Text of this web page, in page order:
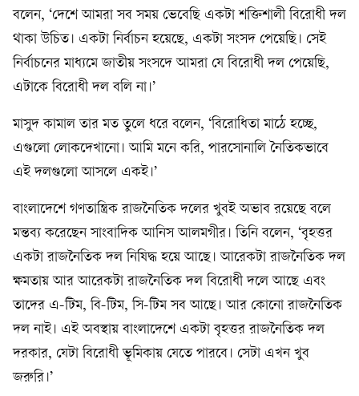
বলেন, ‘দেশে আমরা সব সময় ভেবেছি একটা শক্তিশালী বিরোধী দল
থাকা উচিত। একটা নির্বাচন হয়েছে, একটা সংসদ পেয়েছি। সেই
নির্বাচনের মাধ্যমে জাতীয় সংসদে আমরা যে বিরোধী দল পেয়েছি,
এটাকে বিরোধী দল বলি না।’
মাসুদ কামাল তার মত তুলে ধরে বলেন, ‘বিরোধিতা মাঠে হচ্ছে,
এগুলো লোকদেখানো। আমি মনে করি, পারসোনালি নৈতিকভাবে
এই দলগুলো আসলে একই।’
বাংলাদেশে গণতান্ত্রিক রাজনৈতিক দলের খুবই অভাব রয়েছে বলে
মন্তব্য করেছেন সাংবাদিক আনিস আলমগীর। তিনি বলেন, ‘বৃহত্তর
একটা রাজনৈতিক দল নিষিদ্ধ হয়ে আছে। আরেকটা রাজনৈতিক দল
ক্ষমতায় আর আরেকটা রাজনৈতিক দল বিরোধী দলে আছে এবং
তাদের এ-টিম, বি-টিম, সি-টিম সব আছে। আর কোনো রাজনৈতিক
দল নাই। এই অবস্থায় বাংলাদেশে একটা বৃহত্তর রাজনৈতিক দল
দরকার, যেটা বিরোধী ভূমিকায় যেতে পারবে। সেটা এখন খুব
জরুরি।’